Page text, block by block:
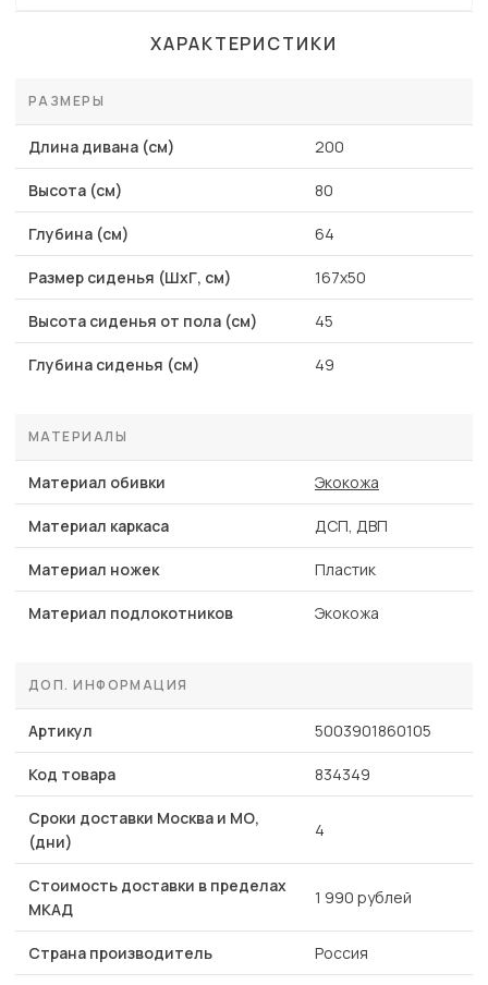
ХАРАКТЕРИСТИКИ
РАЗМЕРЫ
Длина дивана (см) 200
Высота (см) 80
Глубина (см) 64
Размер сиденья (ШхГ, см) 167х50
Высота сиденья от пола (см) 45
Глубина сиденья (см) 49
МАТЕРИАЛЫ
Материал обивки Экокожа
Материал каркаса ДСП, ДВП
Материал ножек Пластик
Материал подлокотников Экокожа
ДОП. ИНФОРМАЦИЯ
Артикул 5003901860105
Код товара 834349
Сроки доставки Москва и МО,
(дни)
4
Стоимость доставки в пределах
МКАД
1 990 рублей
Страна производитель Россия